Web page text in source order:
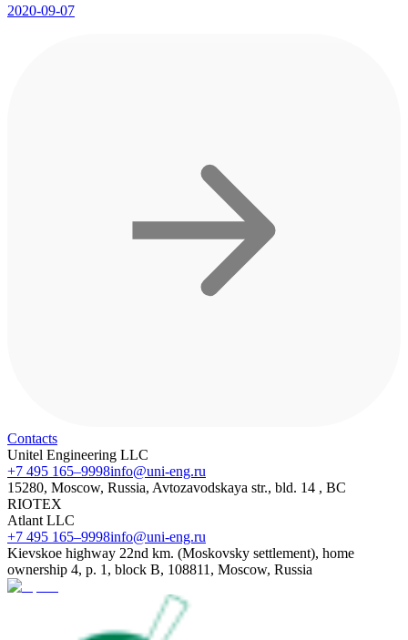
2020-09-07
Contacts
Unitel Engineering LLC
+7 495 165–9998info@uni-eng.ru
15280, Moscow, Russia, Avtozavodskaya str., bld. 14 , BC
RIOTEX
Atlant LLC
+7 495 165–9998info@uni-eng.ru
Kievskoe highway 22nd km. (Moskovsky settlement), home
ownership 4, p. 1, block B, 108811, Moscow, Russia